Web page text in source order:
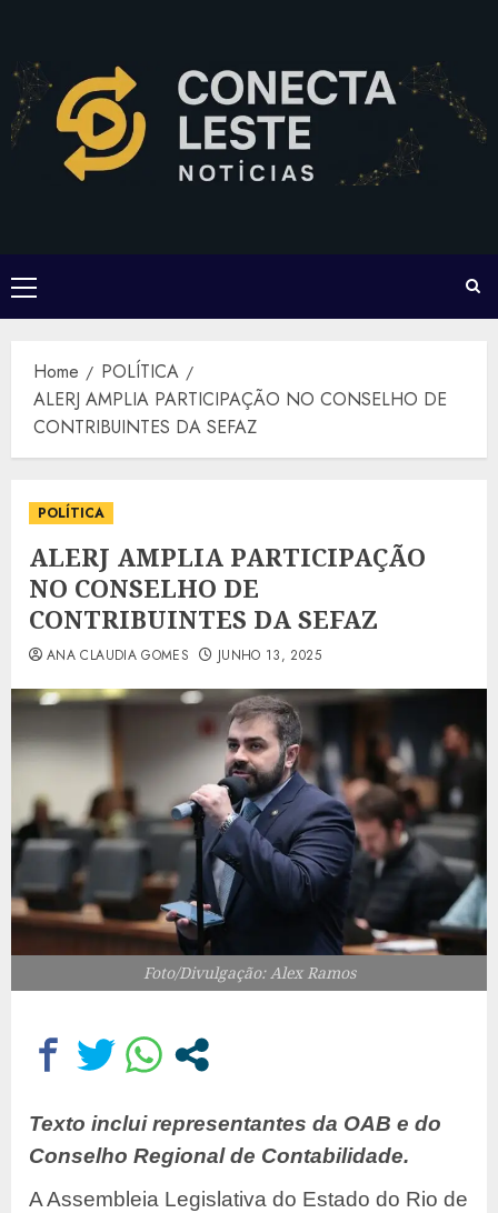
content
Primary
Menu
Home
POLÍTICA
ALERJ AMPLIA PARTICIPAÇÃO NO CONSELHO DE
CONTRIBUINTES DA SEFAZ
POLÍTICA
ALERJ AMPLIA PARTICIPAÇÃO
NO CONSELHO DE
CONTRIBUINTES DA SEFAZ
ANA CLAUDIA GOMES JUNHO 13, 2025
Foto/Divulgação: Alex Ramos
Texto inclui representantes da OAB e do
Conselho Regional de Contabilidade.
A Assembleia Legislativa do Estado do Rio de